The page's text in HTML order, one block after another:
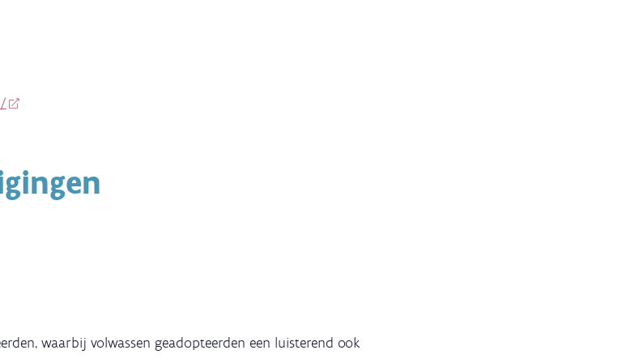
waarbij volwassen geadopteerden een luisterend ook